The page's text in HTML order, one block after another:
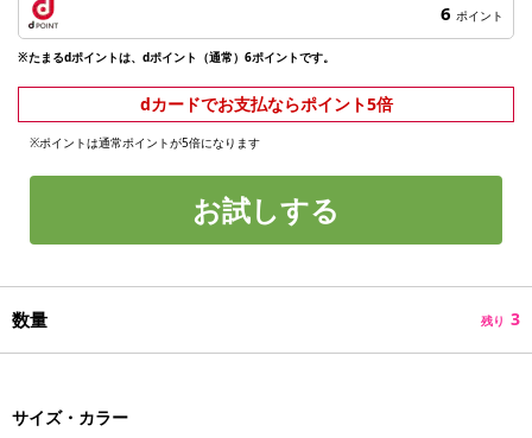
6 ポイント
※たまるdポイントは、dポイント（通常）6ポイントです。
dカードでお支払ならポイント5倍
※ポイントは通常ポイントが5倍になります
お試しする
数量 残り 3
サイズ・カラー